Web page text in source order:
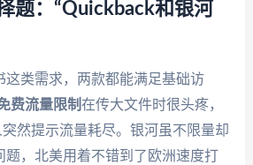
题：“Quickback和银河
这类需求，两款都能满足基础访
费流量限制在传大文件时很头疼，
然提示流量耗尽。银河虽不限量却
题，北美用着不错到了欧洲速度打